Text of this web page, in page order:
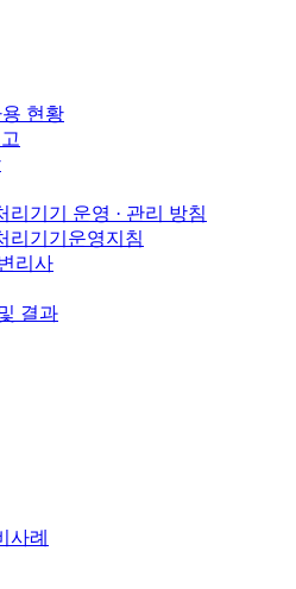
현황
리기기 운영 · 관리 방침
리기기운영지침
리사
결과
사례